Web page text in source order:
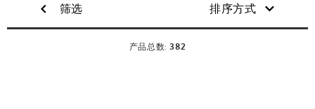
筛选 排序方式
产品总数:382